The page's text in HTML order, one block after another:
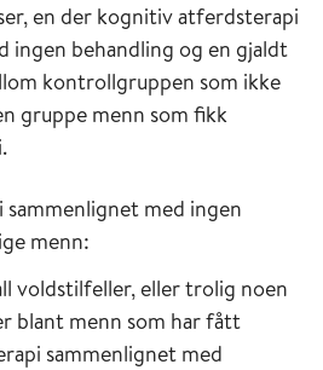
en der kognitiv atferdsterapi
ingen behandling og en gjaldt
kontrollgruppen som ikke
gruppe menn som fikk
med ingen
menn:
voldstilfeller, eller trolig noen
blant menn som har fått
sammenlignet med